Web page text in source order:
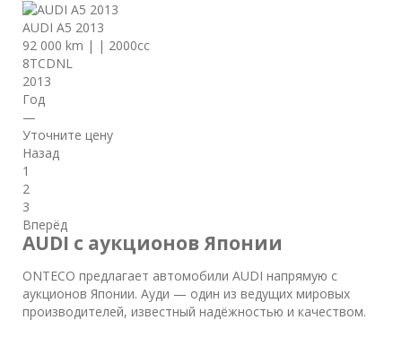
AUDI A5 2013
92 000 km | | 2000cc
8TCDNL
2013
Год
—
Уточните цену
Назад
1
2
3
Вперёд
AUDI с аукционов Японии
ONTECO предлагает автомобили AUDI напрямую с
аукционов Японии. Ауди — один из ведущих мировых
производителей, известный надёжностью и качеством.